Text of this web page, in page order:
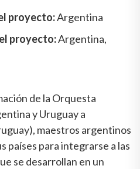
proyecto:Argentina
proyecto:Argentina,
de la Orquesta
y Uruguay a
maestros argentinos
países para integrarse a las
se desarrollan en un